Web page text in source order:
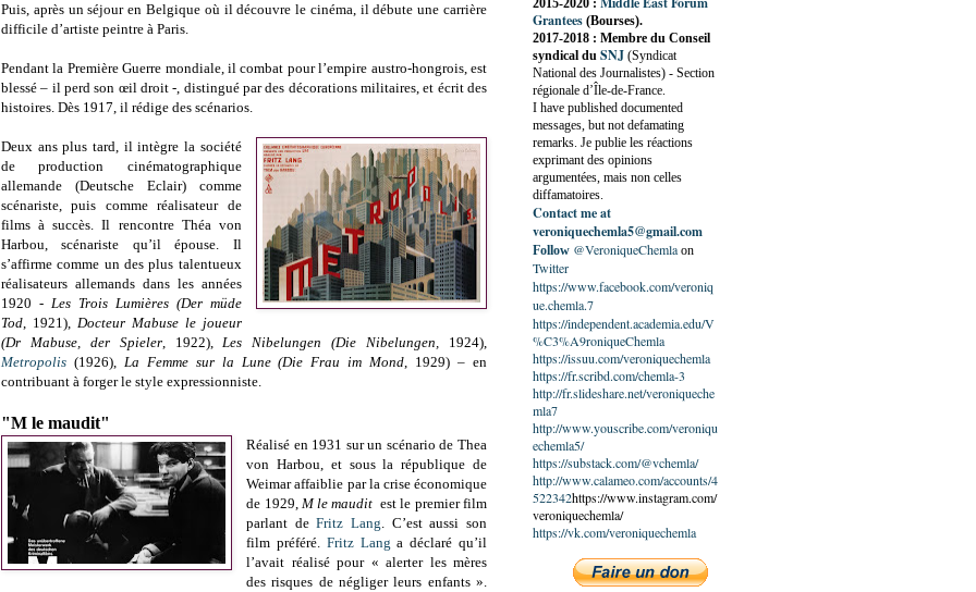
Puis, après un séjour en Belgique où il découvre le cinéma, il débute une carrière
difficile d’artiste peintre à Paris.
Pendant la Première Guerre mondiale, il combat pour l’empire austro-hongrois, est
blessé – il perd son œil droit -, distingué par des décorations militaires, et écrit des
histoires. Dès 1917, il rédige des scénarios.
Deux ans plus tard, il intègre la société
de production cinématographique
allemande (Deutsche Eclair) comme
scénariste, puis comme réalisateur de
films à succès. Il rencontre Théa von
Harbou, scénariste qu’il épouse. Il
s’affirme comme un des plus talentueux
réalisateurs allemands dans les années
1920 - Les Trois Lumières (Der müde
Tod, 1921), Docteur Mabuse le joueur
(Dr Mabuse, der Spieler, 1922),Les Nibelungen (Die Nibelungen, 1924),
Metropolis (1926), La Femme sur la Lune (Die Frau im Mond, 1929) – en
contribuant à forger le style expressionniste.
"M le maudit"
Réalisé en 1931 sur un scénario de Thea
von Harbou, et sous la république de
Weimar affaiblie par la crise économique
de 1929, M le maudit est le premier film
parlant deFritz Lang. C’est aussi son
film préféré. Fritz Lang a déclaré qu’il
l’avait réalisé pour « alerter les mères
des risques de négliger leurs enfants ».
2015-2020 :
Grantees (Bourses).
2017-2018 : Membre du Conseil
syndical du SNJ (Syndicat
National des Journalistes) - Section
régionale d’Île-de-France.
I have published documented
messages, but not defamating
remarks. Je publie les réactions
exprimant des opinions
argumentées, mais non celles
diffamatoires.
Contact me at
veroniquechemla5@gmail.com
Follow @VeroniqueChemlaon
Twitter
https://www.facebook.com/veroniq
ue.chemla.7
https://independent.academia.edu/V
%C3%A9roniqueChemla
https://issuu.com/veroniquechemla
https://fr.scribd.com/chemla-3
http://fr.slideshare.net/veroniqueche
mla7
http://www.youscribe.com/veroniqu
echemla5/
https://substack.com/@vchemla/
http://www.calameo.com/accounts/4
522342https://www.instagram.com/
veroniquechemla/
https://vk.com/veroniquechemla